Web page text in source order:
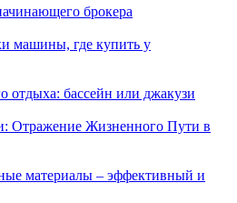
брокера
машины, где купить у
отдыха: бассейн или джакузи
Отражение Жизненного Пути в
материалы – эффективный и